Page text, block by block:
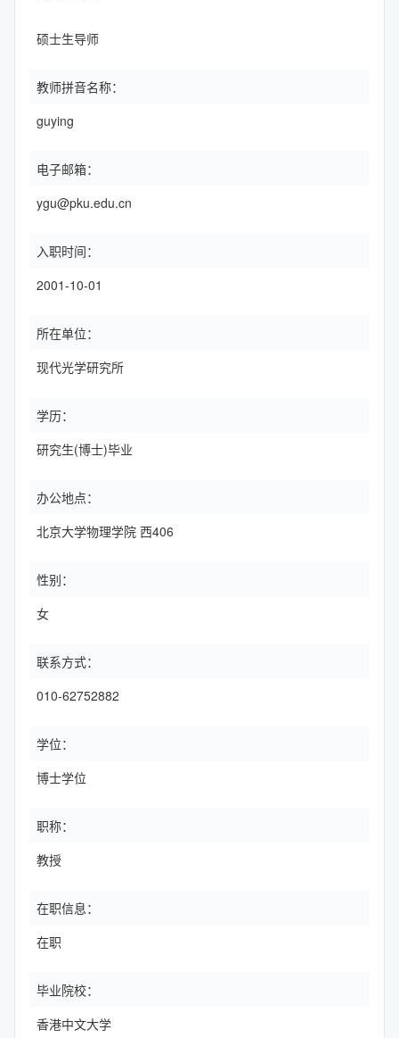
硕士生导师
教师拼音名称：
guying
电子邮箱：
ygu@pku.edu.cn
入职时间：
2001-10-01
所在单位：
现代光学研究所
学历：
研究生(博士)毕业
办公地点：
北京大学物理学院 西406
性别：
女
联系方式：
010-62752882
学位：
博士学位
职称：
教授
在职信息：
在职
毕业院校：
香港中文大学